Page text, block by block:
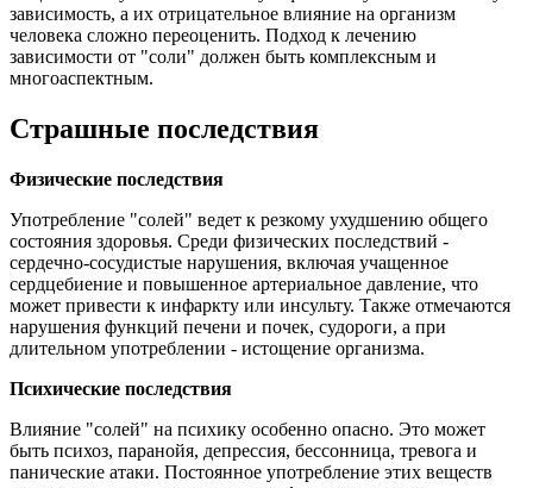
зависимость, а их отрицательное влияние на организм
человека сложно переоценить. Подход к лечению
зависимости от "соли" должен быть комплексным и
многоаспектным.
Страшные последствия
Физические последствия
Употребление "солей" ведет к резкому ухудшению общего
состояния здоровья. Среди физических последствий -
сердечно-сосудистые нарушения, включая учащенное
сердцебиение и повышенное артериальное давление, что
может привести к инфаркту или инсульту. Также отмечаются
нарушения функций печени и почек, судороги, а при
длительном употреблении - истощение организма.
Психические последствия
Влияние "солей" на психику особенно опасно. Это может
быть психоз, паранойя, депрессия, бессонница, тревога и
панические атаки. Постоянное употребление этих веществ